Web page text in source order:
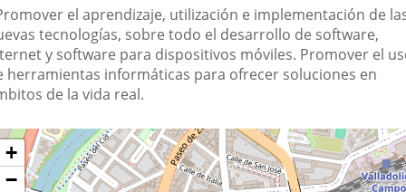
el aprendizaje, utilización e implementación de
tecnologías, sobre todo el desarrollo de software,
y software para dispositivos móviles. Promover el
herramientas informáticas para ofrecer soluciones en
de la vida real.
+
−